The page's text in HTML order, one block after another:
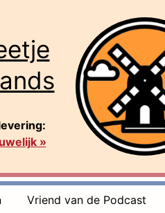
»
Vriend van de Podcast